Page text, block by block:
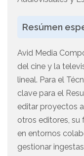
Resúmen
Avid Media
del cine y la
lineal. Para el
clave para el
editar proyectos
otros editores, su
en entornos
gestionar